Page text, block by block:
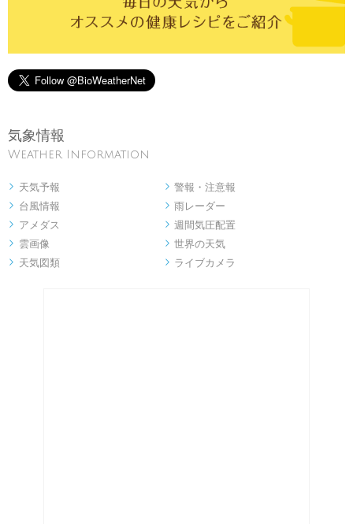
気象情報
Weather Information
 天気予報  警報・注意報
 台風情報  雨レーダー
 アメダス  週間気圧配置
 雲画像  世界の天気
 天気図類  ライブカメラ